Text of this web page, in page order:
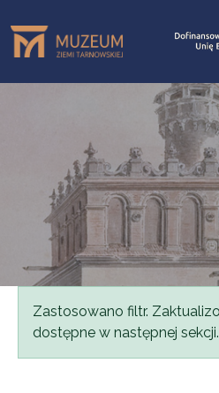
Komunikat
Zastosowano filtr.
dostępne w następnej sekcji.